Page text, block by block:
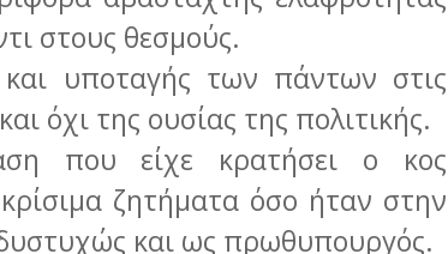
στους θεσμούς.
υποταγής των πάντων στις
όχι της ουσίας της πολιτικής.
που είχε κρατήσει ο κος
ζητήματα όσο ήταν στην
δυστυχώς και ως πρωθυπουργός.